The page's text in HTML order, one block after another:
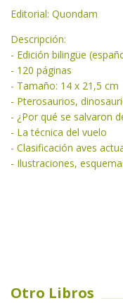
Editorial: Quondam
Descripción:
- Edición bilingüe
- 120 páginas
- Tamaño: 14 x 21,5 cm
- Pterosaurios,
- ¿Por qué se salvaron
- La técnica del vuelo
- Clasificación aves
- Ilustraciones,
Otro Libros